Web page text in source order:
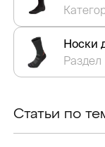
Носки
Раздел
Статьи по